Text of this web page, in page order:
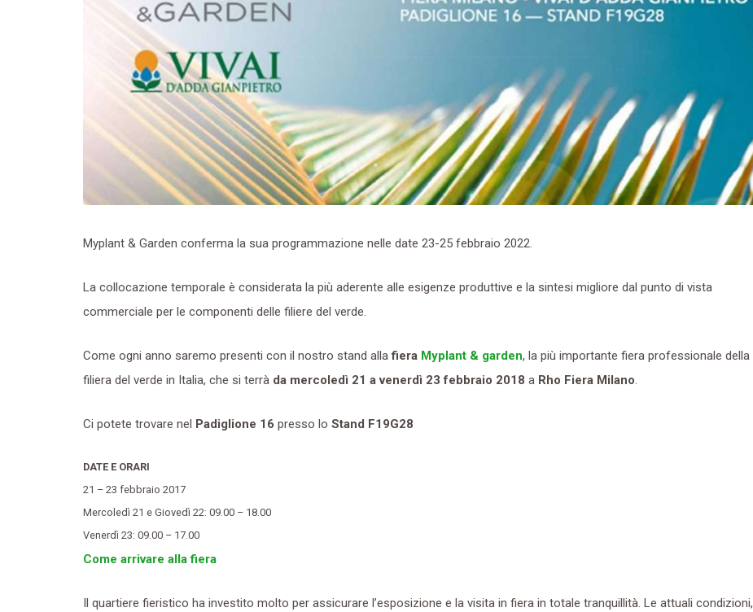
Myplant & Garden conferma la sua programmazione nelle date 23-25 febbraio 2022.
La collocazione temporale è considerata la più aderente alle esigenze produttive e la sintesi migliore dal punto di vista
commerciale per le componenti delle filiere del verde.
Come ogni anno saremo presenti con il nostro stand allafiera Myplant & garden, la più importante fiera professionale della
filiera del verde in Italia, che si terrà da mercoledì 21 a venerdì 23 febbraio 2018 a Rho Fiera Milano.
Ci potete trovare nel Padiglione 16 presso lo Stand F19G28
DATE E ORARI
21 – 23 febbraio 2017
Mercoledì 21 e Giovedì 22: 09.00 – 18.00
Venerdì 23: 09.00 – 17.00
Come arrivare alla fiera
Il quartiere fieristico ha investito molto per assicurare l’esposizione e la visita in fiera in totale tranquillità. Le attuali condizioni,